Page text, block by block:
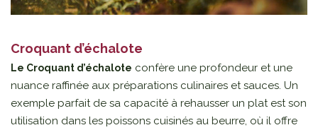
Croquant d’échalote
Le Croquant d’échalote confère une profondeur et une
nuance raffinée aux préparations culinaires et sauces. Un
exemple parfait de sa capacité à rehausser un plat est son
utilisation dans les poissons cuisinés au beurre, où il offre